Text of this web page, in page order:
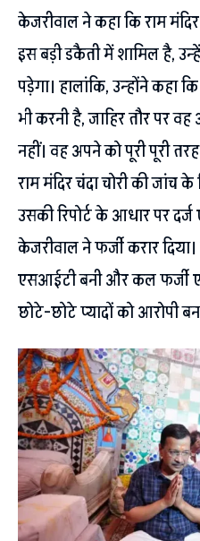
केजरीवाल ने कहा कि राम
इस बड़ी डकैती में शामिल है,
पड़ेगा। हालांकि, उन्होंने कहा
भी करनी है, जाहिर तौर पर
नहीं। वह अपने को पूरी पूरी
राम मंदिर चंदा चोरी की
उसकी रिपोर्ट के आधार पर
केजरीवाल ने फर्जी करार
एसआईटी बनी और कल
छोटे-छोटे प्यादों को आरोपी